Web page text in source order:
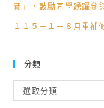
賽」，鼓勵同學踴躍參
１１５－１－８月重補
分類
類
選取分類